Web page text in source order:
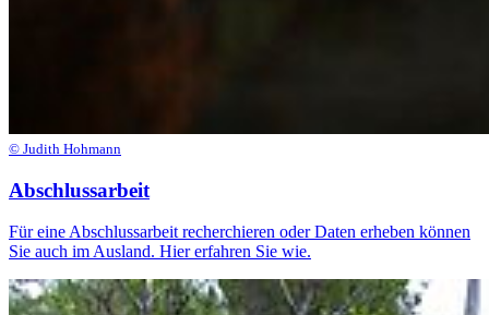
© Judith Hohmann
Abschlussarbeit
Für eine Abschlussarbeit recherchieren oder Daten erheben können
Sie auch im Ausland. Hier erfahren Sie wie.